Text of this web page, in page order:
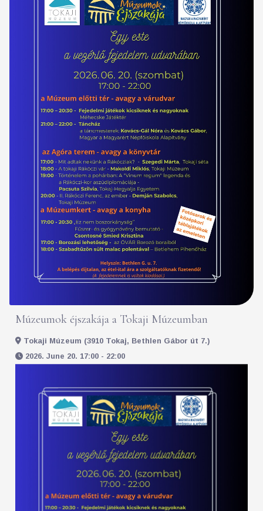
Múzeumok éjszakája a Tokaji Múzeumban
Tokaji Múzeum (3910 Tokaj, Bethlen Gábor út 7.)
2026. June 20. 17:00 - 22:00